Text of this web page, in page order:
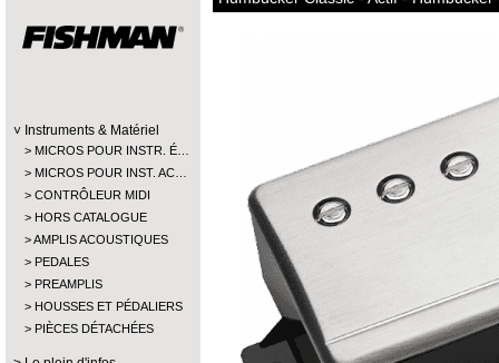
Instruments & Matériel
MICROS POUR INSTR. É…
MICROS POUR INST. AC…
CONTRÔLEUR MIDI
HORS CATALOGUE
AMPLIS ACOUSTIQUES
PEDALES
PREAMPLIS
HOUSSES ET PÉDALIERS
PIÈCES DÉTACHÉES